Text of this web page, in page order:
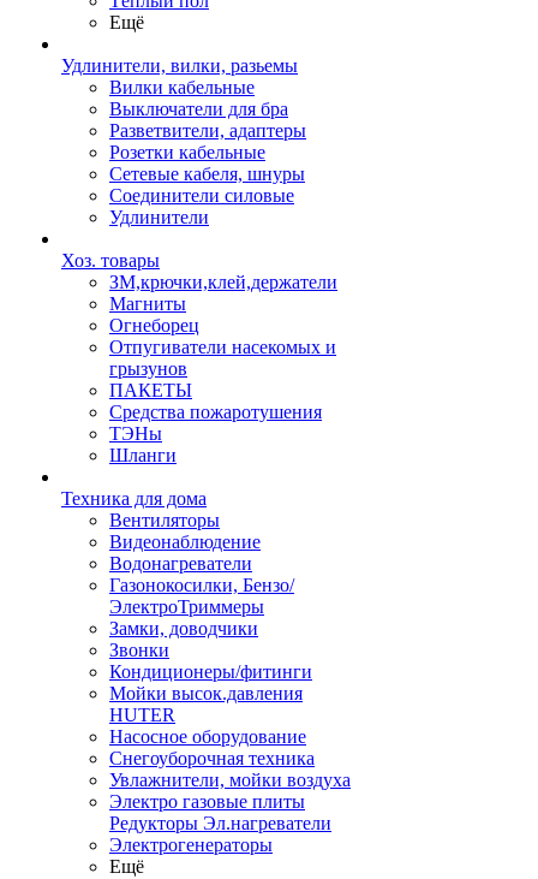
Ещё
Удлинители, вилки, разьемы
Вилки кабельные
Выключатели для бра
Разветвители, адаптеры
Розетки кабельные
Сетевые кабеля, шнуры
Соединители силовые
Удлинители
Хоз. товары
ЗМ,крючки,клей,держатели
Магниты
Огнеборец
Отпугиватели насекомых и
грызунов
ПАКЕТЫ
Средства пожаротушения
ТЭНы
Шланги
Техника для дома
Вентиляторы
Видеонаблюдение
Водонагреватели
Газонокосилки, Бензо/
ЭлектроТриммеры
Замки, доводчики
Звонки
Кондиционеры/фитинги
Мойки высок.давления
HUTER
Насосное оборудование
Снегоуборочная техника
Увлажнители, мойки воздуха
Электро газовые плиты
Редукторы Эл.нагреватели
Электрогенераторы
Ещё